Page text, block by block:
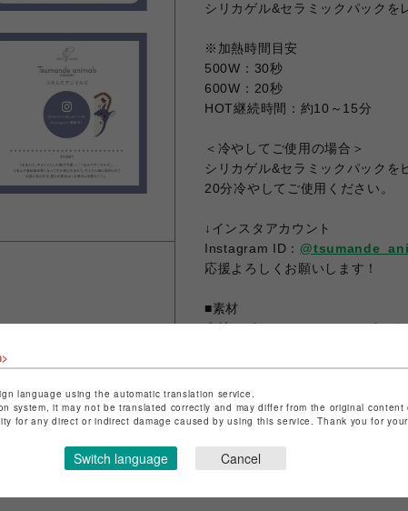
シリカゲル&セラミックパックを
※加熱時間目安
500W：30秒
600W：20秒
HOT継続時間：約10～15分
＜冷やしてご使用の場合＞
シリカゲル&セラミックパック
20分冷やしてご使用ください。
↓インスタアカウント
Instagram ID：
応援よろしくお願いします！
■素材
表地：ポリエステル95%、ポリ
中材：シリカゲル、セラミック
シェアする
language using the automatic translation service.
system, it may not be translated correctly and may differ from the original
for any direct or indirect damage caused by using this service. Thank you for
Switch language Cancel